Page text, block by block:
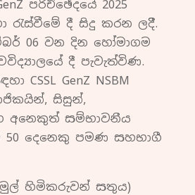
පරිච්ඡේදයේ 2025
රැස්වීමේ දී සිදු කරන ලදිී.
06 වන දින හෝමාගම
දී පැවැත්විණ.
CSSL GenZ NSBM
සිසුන්,
අනෙකුත් සම්භාවනීය
දෙනෙකු පමණ සහභාගී
මුල් හිමිකරුවන් සතුය)